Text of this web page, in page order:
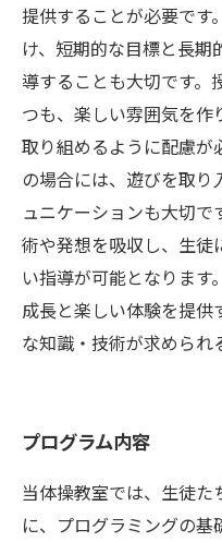
提供することが必要です
け、短期的な目標と長期
導することも大切です。
つも、楽しい雰囲気を作
取り組めるように配慮が
の場合には、遊びを取り
ュニケーションも大切で
術や発想を吸収し、生徒
い指導が可能となります
成長と楽しい体験を提供
な知識・技術が求められ
プログラム内容
当体操教室では、生徒た
に、プログラミングの基